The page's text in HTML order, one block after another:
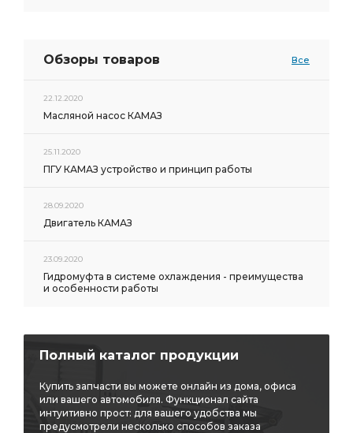
Обзоры товаров Все
22.12.2020
Масляной насос КАМАЗ
25.11.2020
ПГУ КАМАЗ устройство и принцип работы
28.09.2020
Двигатель КАМАЗ
23.09.2020
Гидромуфта в системе охлаждения - преимущества
и особенности работы
Полный каталог продукции
Купить запчасти вы можете онлайн из дома, офиса
или вашего автомобиля. Функционал сайта
интуитивно прост: для вашего удобства мы
предусмотрели несколько способов заказа